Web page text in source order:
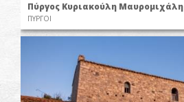
Πύργος Κυριακούλη Μαυρομιχάλη
ΠΥΡΓΟΙ